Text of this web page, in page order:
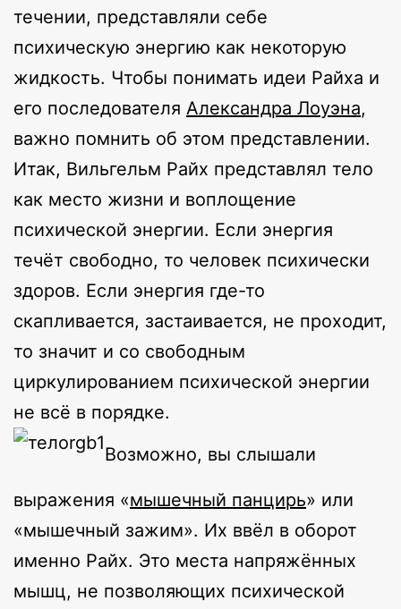
течении, представляли себе
психическую энергию как некоторую
жидкость. Чтобы понимать идеи Райха и
его последователя Александра Лоуэна,
важно помнить об этом представлении.
Итак, Вильгельм Райх представлял тело
как место жизни и воплощение
психической энергии. Если энергия
течёт свободно, то человек психически
здоров. Если энергия где-то
скапливается, застаивается, не проходит,
то значит и со свободным
циркулированием психической энергии
не всё в порядке.
Возможно, вы слышали
выражения «мышечный панцирь» или
«мышечный зажим». Их ввёл в оборот
именно Райх. Это места напряжённых
мышц, не позволяющих психической